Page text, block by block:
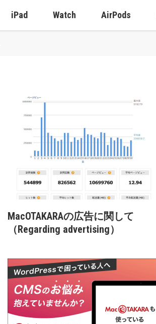
iPad Watch AirPods
MacOTAKARAの広告に関して
（Regarding advertising）